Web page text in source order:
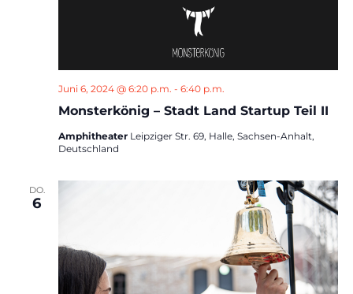
Monsterkönig – Stadt Land Startup Teil II
Juni 6, 2024 @ 6:20 p.m. - 6:40 p.m.
Amphitheater Leipziger Str. 69, Halle, Sachsen-Anhalt,
Deutschland
DO.
6